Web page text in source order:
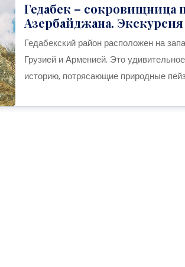
Гедабек – сокровищница
Азербайджана.
Гедабекский район расположен на
Грузией и Арменией. Это
историю, потрясающие природные